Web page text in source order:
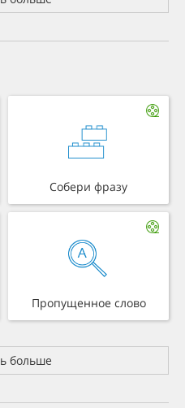
Собери фразу
Пропущенное слово
больше